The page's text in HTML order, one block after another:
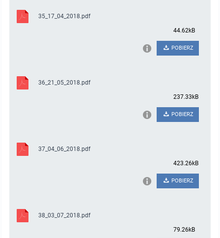
35_17_04_2018.pdf
44.62kB
POBIERZ
36_21_05_2018.pdf
237.33kB
POBIERZ
37_04_06_2018.pdf
423.26kB
POBIERZ
38_03_07_2018.pdf
79.26kB